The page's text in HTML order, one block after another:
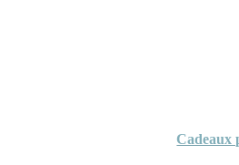
Cadeaux